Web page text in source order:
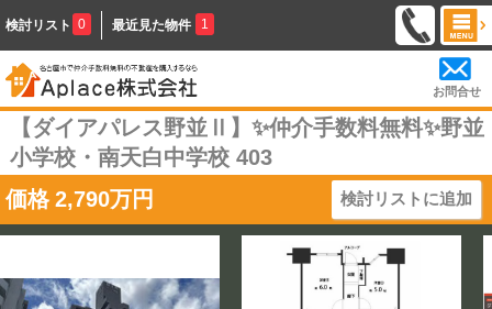
検討リスト 0 最近見た物件 1
お問合せ
【ダイアパレス野並Ⅱ】✨️仲介手数料無料✨️野並
小学校・南天白中学校 403
価格 2,790万円 検討リストに追加